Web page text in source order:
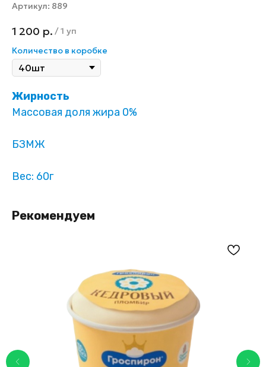
Артикул: 889
1 200 р. /1 уп
Количество в коробке
Жирность
Массовая доля жира 0%
БЗМЖ
Вес: 60г
Рекомендуем